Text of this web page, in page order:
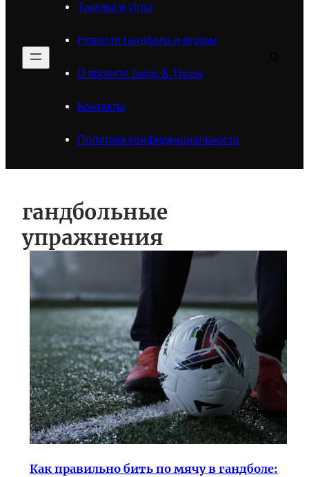
Тактика и Игра
Новости гандбола и игроки
О проекте Jump & Throw
Контакты
Политика конфиденциальности
гандбольные
упражнения
Как правильно бить по мячу в гандболе: